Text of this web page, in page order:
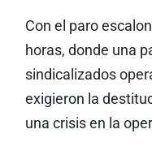
Con el paro
horas, donde una
sindicalizados
exigieron la
una crisis en la